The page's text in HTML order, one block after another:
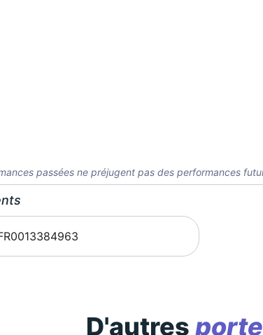
passées ne préjugent pas des performances
D'autres